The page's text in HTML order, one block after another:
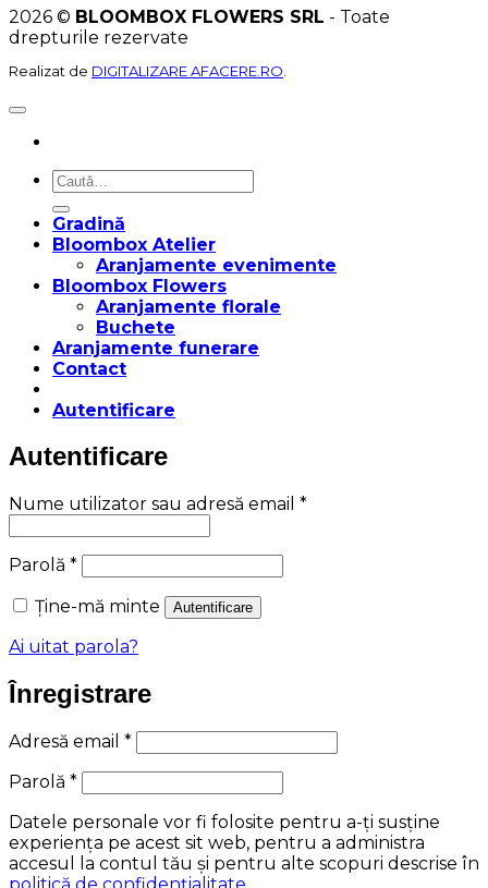
2026 © BLOOMBOX FLOWERS SRL - Toate
drepturile rezervate
Realizat de DIGITALIZARE AFACERE.RO
Caută
după:
Gradină
Bloombox Atelier
Aranjamente evenimente
Bloombox Flowers
Aranjamente florale
Buchete
Aranjamente funerare
Contact
Autentificare
Autentificare
Nume utilizator sau adresă email *Obligatoriu
Parolă *Obligatoriu
Ține-mă minte Autentificare
Ai uitat parola?
Înregistrare
Adresă email *Obligatoriu
Parolă *Obligatoriu
Datele personale vor fi folosite pentru a-ți susține
experiența pe acest sit web, pentru a administra
accesul la contul tău și pentru alte scopuri descrise în